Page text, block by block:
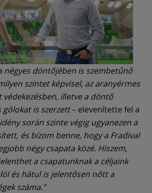
négyes döntőjében is szembetűnő
szintet képvisel, az aranyérmes
védekezésben, illetve a döntő
is szerzett– elevenítette fel a
során szinte végig ugyanezen a
és bízom benne, hogy a Fradival
négy csapata közé. Hiszem,
a csapatunknak a céljaink
és hátul is jelentősen nőtt a
száma.”